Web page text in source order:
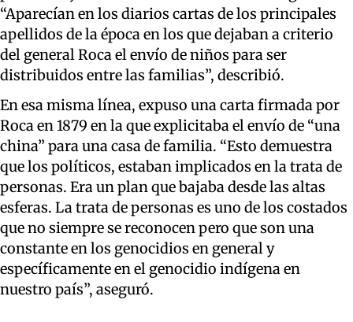
“Aparecían en los diarios cartas de los principales
apellidos de la época en los que dejaban a criterio
del general Roca el envío de niños para ser
distribuidos entre las familias”, describió.
En esa misma línea, expuso una carta firmada por
Roca en 1879 en la que explicitaba el envío de “una
china” para una casa de familia. “Esto demuestra
que los políticos, estaban implicados en la trata de
personas. Era un plan que bajaba desde las altas
esferas. La trata de personas es uno de los costados
que no siempre se reconocen pero que son una
constante en los genocidios en general y
específicamente en el genocidio indígena en
nuestro país”, aseguró.